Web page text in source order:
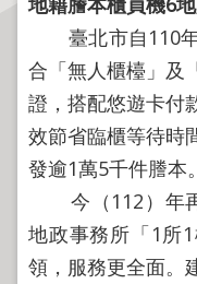
成
果
供
應
案
應
用
臺北市自110年
合「無人櫃檯」及
證，搭配悠遊卡付
效節省臨櫃等待時
發逾1萬5千件謄本。
今（112）年再
地政事務所「1所
領，服務更全面。